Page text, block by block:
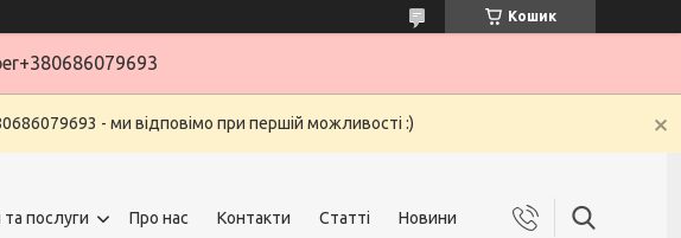
Кошик
- ми відповімо при першій можливості :)
послуги Про нас Контакти Статті Новини